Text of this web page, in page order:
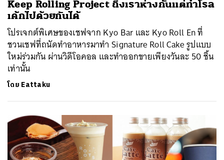
Keep Rolling Project ถึงเราห่างกันแต่ทำโรล
เค้กไปด้วยกันได้
โปรเจกต์พิเศษของเชฟจาก Kyo Bar และ Kyo Roll En ที่
ชวนเชฟที่ถนัดทำอาหารมาทำ Signature Roll Cake รูปแบบ
ใหม่ร่วมกัน ผ่านวิดีโอคอล และทำออกขายเพียงวันละ 50 ชิ้น
เท่านั้น
โดย Eattaku